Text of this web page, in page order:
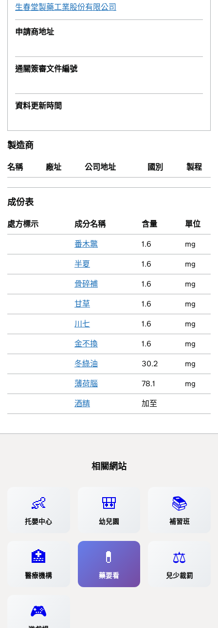
生春堂製藥工業股份有限公司
申請商地址
通關簽審文件編號
資料更新時間
製造商
名稱 廠址 公司地址 國別 製程
成份表
處方標示 成分名稱 含量 單位
番木鼈 1.6 mg
半夏 1.6 mg
骨碎補 1.6 mg
甘草 1.6 mg
川七 1.6 mg
金不換 1.6 mg
冬綠油 30.2 mg
薄荷腦 78.1 mg
酒精 加至
相關網站
👶
托嬰中心
🎒
幼兒園
📚
補習班
🏥
醫療機構
💊
藥要看
⚖️
兒少裁罰
🎮